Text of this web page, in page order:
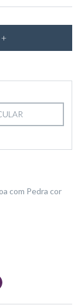
com Pedra cor